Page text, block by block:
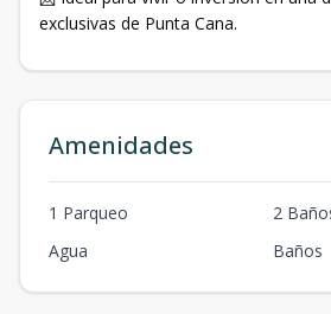
exclusivas de Punta Cana.
Amenidades
1 Parqueo
2
Agua
Baños